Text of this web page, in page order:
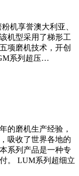
机享誉澳大利亚、
机型采用了梯形工
项磨机技术，开创
系列超压…
的磨机生产经验，
吸收了世界各地的
系列产品是一种专
。 LUM系列超细立